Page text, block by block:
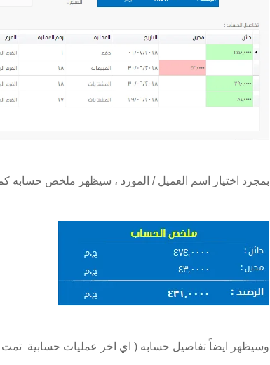
بمجرد اختيار اسم العميل / المورد ، سيظهر ملخص حسابه
وسيظهر ايضاً تفاصيل حسابه ( اي اخر عمليات حسابية